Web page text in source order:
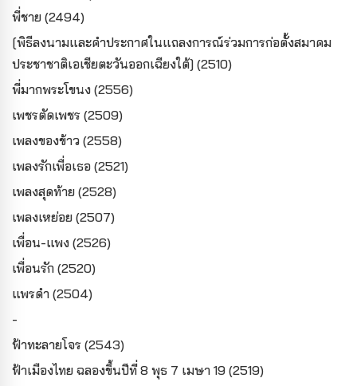
พี่ชาย (2494)
[พิธีลงนามและคำประกาศในแถลงการณ์ร่วมการก่อตั้งสมาคม
ประชาชาติเอเชียตะวันออกเฉียงใต้] (2510)
พี่มากพระโขนง (2556)
เพชรตัดเพชร (2509)
เพลงของข้าว (2558)
เพลงรักเพื่อเธอ (2521)
เพลงสุดท้าย (2528)
เพลงเหย่อย (2507)
เพื่อน-แพง (2526)
เพื่อนรัก (2520)
แพรดำ (2504)
-
ฟ้าทะลายโจร (2543)
ฟ้าเมืองไทย ฉลองขึ้นปีที่ 8 พุธ 7 เมษา 19 (2519)